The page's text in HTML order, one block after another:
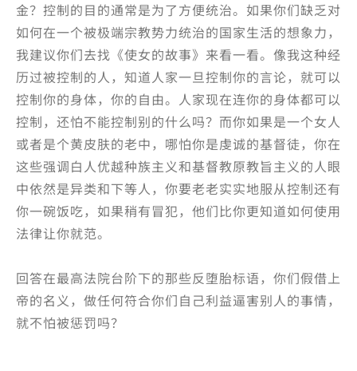
金？控制的目的通常是为了方便统治。如果你们缺乏对
如何在一个被极端宗教势力统治的国家生活的想象力，
我建议你们去找《使女的故事》来看一看。像我这种经
历过被控制的人，知道人家一旦控制你的言论，就可以
控制你的身体，你的自由。人家现在连你的身体都可以
控制，还怕不能控制别的什么吗？而你如果是一个女人
或者是个黄皮肤的老中，哪怕你是虔诚的基督徒，你在
这些强调白人优越种族主义和基督教原教旨主义的人眼
中依然是异类和下等人，你要老老实实地服从控制还有
你一碗饭吃，如果稍有冒犯，他们比你更知道如何使用
法律让你就范。
回答在最高法院台阶下的那些反堕胎标语，你们假借上
帝的名义，做任何符合你们自己利益逼害别人的事情，
就不怕被惩罚吗？